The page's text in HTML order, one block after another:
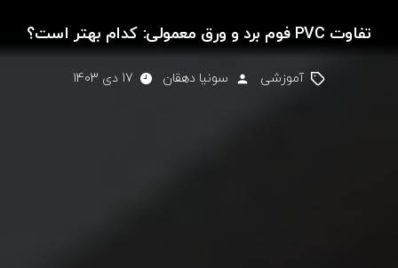
تفاوت PVC فوم برد و ورق معمولی: کدام بهتر است؟
آموزشی سونیا دهقان 17 دی 1403